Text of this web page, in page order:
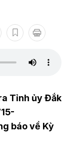
Tỉnh ủy Đắk
báo về Kỳ